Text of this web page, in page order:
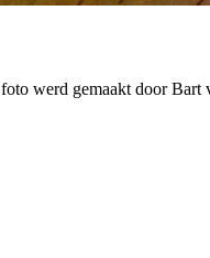
werd gemaakt door Bart